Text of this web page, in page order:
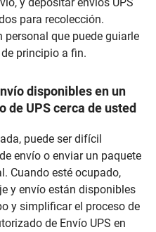
y depositar envíos UPS
para recolección.
que puede guiarle
principio a fin.
disponibles en un
de UPS cerca de usted
puede ser difícil
envío o enviar un paquete
Cuando esté ocupado,
y envío están disponibles
y simplificar el proceso de
de Envío UPS en